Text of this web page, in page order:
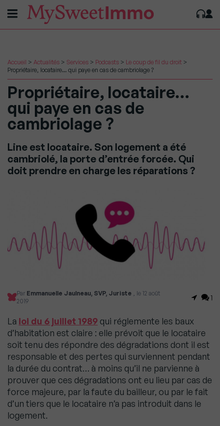
Accueil > Actualités > Services > Podcasts > Le coup de fil du droit >
Propriétaire, locataire… qui paye en cas de cambriolage ?
Propriétaire, locataire…
qui paye en cas de
cambriolage ?
Line est locataire. Son logement a été
cambriolé, la porte d’entrée forcée. Qui
doit prendre en charge les réparations ?
Par Emmanuelle Jaulneau, SVP, Juriste , le 12 août
2019
1
La loi du 6 juillet 1989 qui réglemente les baux
d’habitation est claire : elle prévoit que le locataire
soit tenu des répondre des dégradations dont il est
responsable et des pertes qui surviennent pendant
la durée du contrat… à moins qu’il ne parvienne à
prouver que ces dégradations ont eu lieu par cas de
force majeure, par la faute du bailleur, ou par le fait
d’un tiers que le locataire n’a pas introduit dans le
logement.